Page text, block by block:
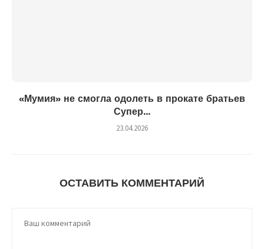
«Мумия» не смогла одолеть в прокате братьев
Супер...
23.04.2026
ОСТАВИТЬ КОММЕНТАРИЙ